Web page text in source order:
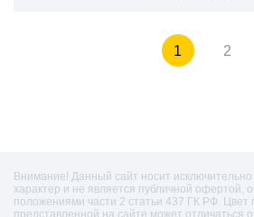
1 2
Внимание! Данный сайт носит
характер и не является публичной офертой,
положениями части 2 статьи 437 ГК РФ. Цвет
представленной на сайте может отличаться